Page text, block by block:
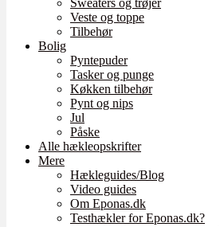
Sweaters og trøjer
Veste og toppe
Tilbehør
Bolig
Pyntepuder
Tasker og punge
Køkken tilbehør
Pynt og nips
Jul
Påske
Alle hækleopskrifter
Mere
Hækleguides/Blog
Video guides
Om Eponas.dk
Testhækler for Eponas.dk?